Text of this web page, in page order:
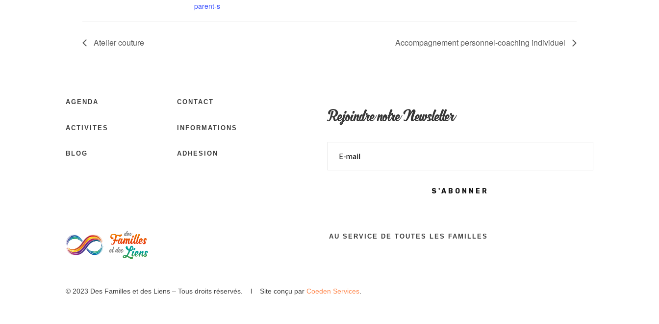
parent-s
Atelier couture Accompagnement personnel-coaching individuel
AGENDA
ACTIVITES
BLOG
CONTACT
INFORMATIONS
ADHESION
Rejoindre notre Newsletter
S'ABONNER
AU SERVICE DE TOUTES LES FAMILLES
© 2023 Des Familles et des Liens – Tous droits réservés. l Site conçu parCoeden Services